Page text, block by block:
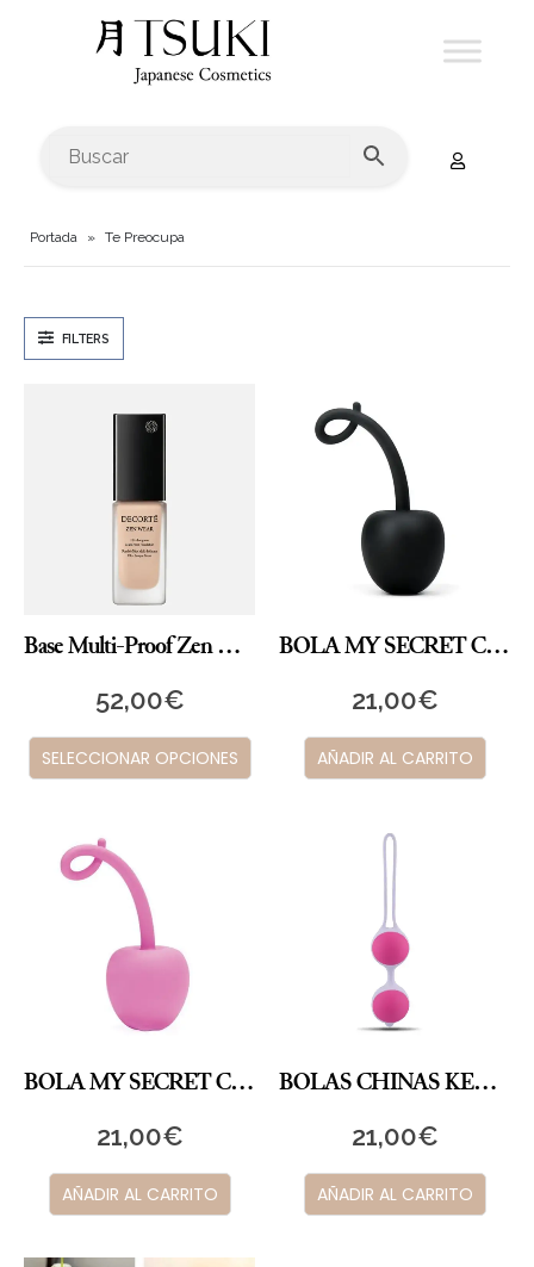
Portada » Te Preocupa
FILTERS
Base Multi-Proof Zen Wear
52,00€
SELECCIONAR OPCIONES
BOLA MY SECRET CHERRY (Negra)
21,00€
AÑADIR AL CARRITO
BOLA MY SECRET CHERRY (Rosa)
21,00€
AÑADIR AL CARRITO
BOLAS CHINAS KEGEL BLANCAS Y ROSAS
21,00€
AÑADIR AL CARRITO